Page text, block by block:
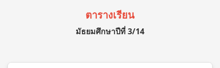
ตารางเรียน
มัธยมศึกษาปีที่ 3/14